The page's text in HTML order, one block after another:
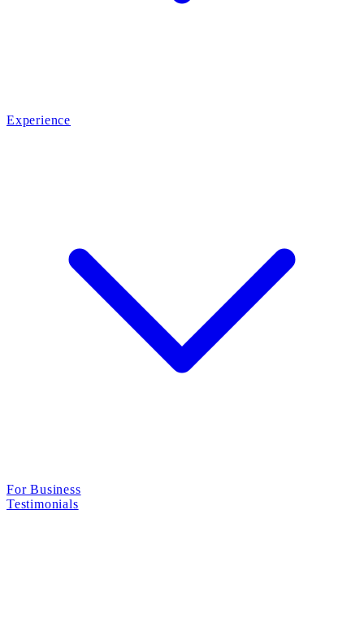
Experience
For Business
Testimonials